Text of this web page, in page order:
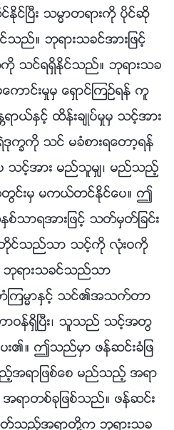
ၿပီး သမၼာတရားကို ပိုင္ဆို
။ ဘုရားသခင္အားျဖင့္
သင္ရရွိႏိုင္သည္။ ဘုရားသခ
င္းမႈမွ ေရွာင္ၾကဥ္ရန္ ကူ
ာယ္ႏွင့္ ထိန္းခ်ဳပ္မႈမွ သင့္အား
ကၡကို သင္ မခံစားရေတာ့ရန္
သင့္အား မည္သူမွ်၊ မည္သည့္
င္းမွ မကယ္တင္ႏိုင္ေပ။ ဤ
ာရအားျဖင့္ သတ္မွတ္ျခင္း
တိုင္သည္သာ သင့္ကို လုံးဝကို
ရားသခင္သည္သာ
ကမၼာႏွင့္ သင္၏အသက္တာ
ာဝန္ရွိၿပီး၊ သူသည္ သင့္အတြ
၏။ ဤသည္မွာ ဖန္ဆင္းခံျဖ
အရာျဖစ္ေစ မည္သည့္ အရာ
ရာတစ္ခုျဖစ္သည္။ ဖန္ဆင္း
တ္သည့္အရာတို႔က ဘုရားသခ